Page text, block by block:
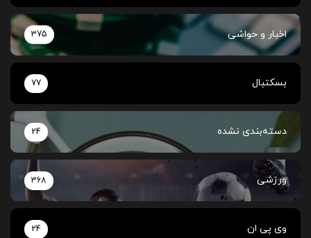
اخبار و حواشی 375
بسکتبال 77
دسته‌بندی نشده 24
ورزشی 368
وی پی ان 24